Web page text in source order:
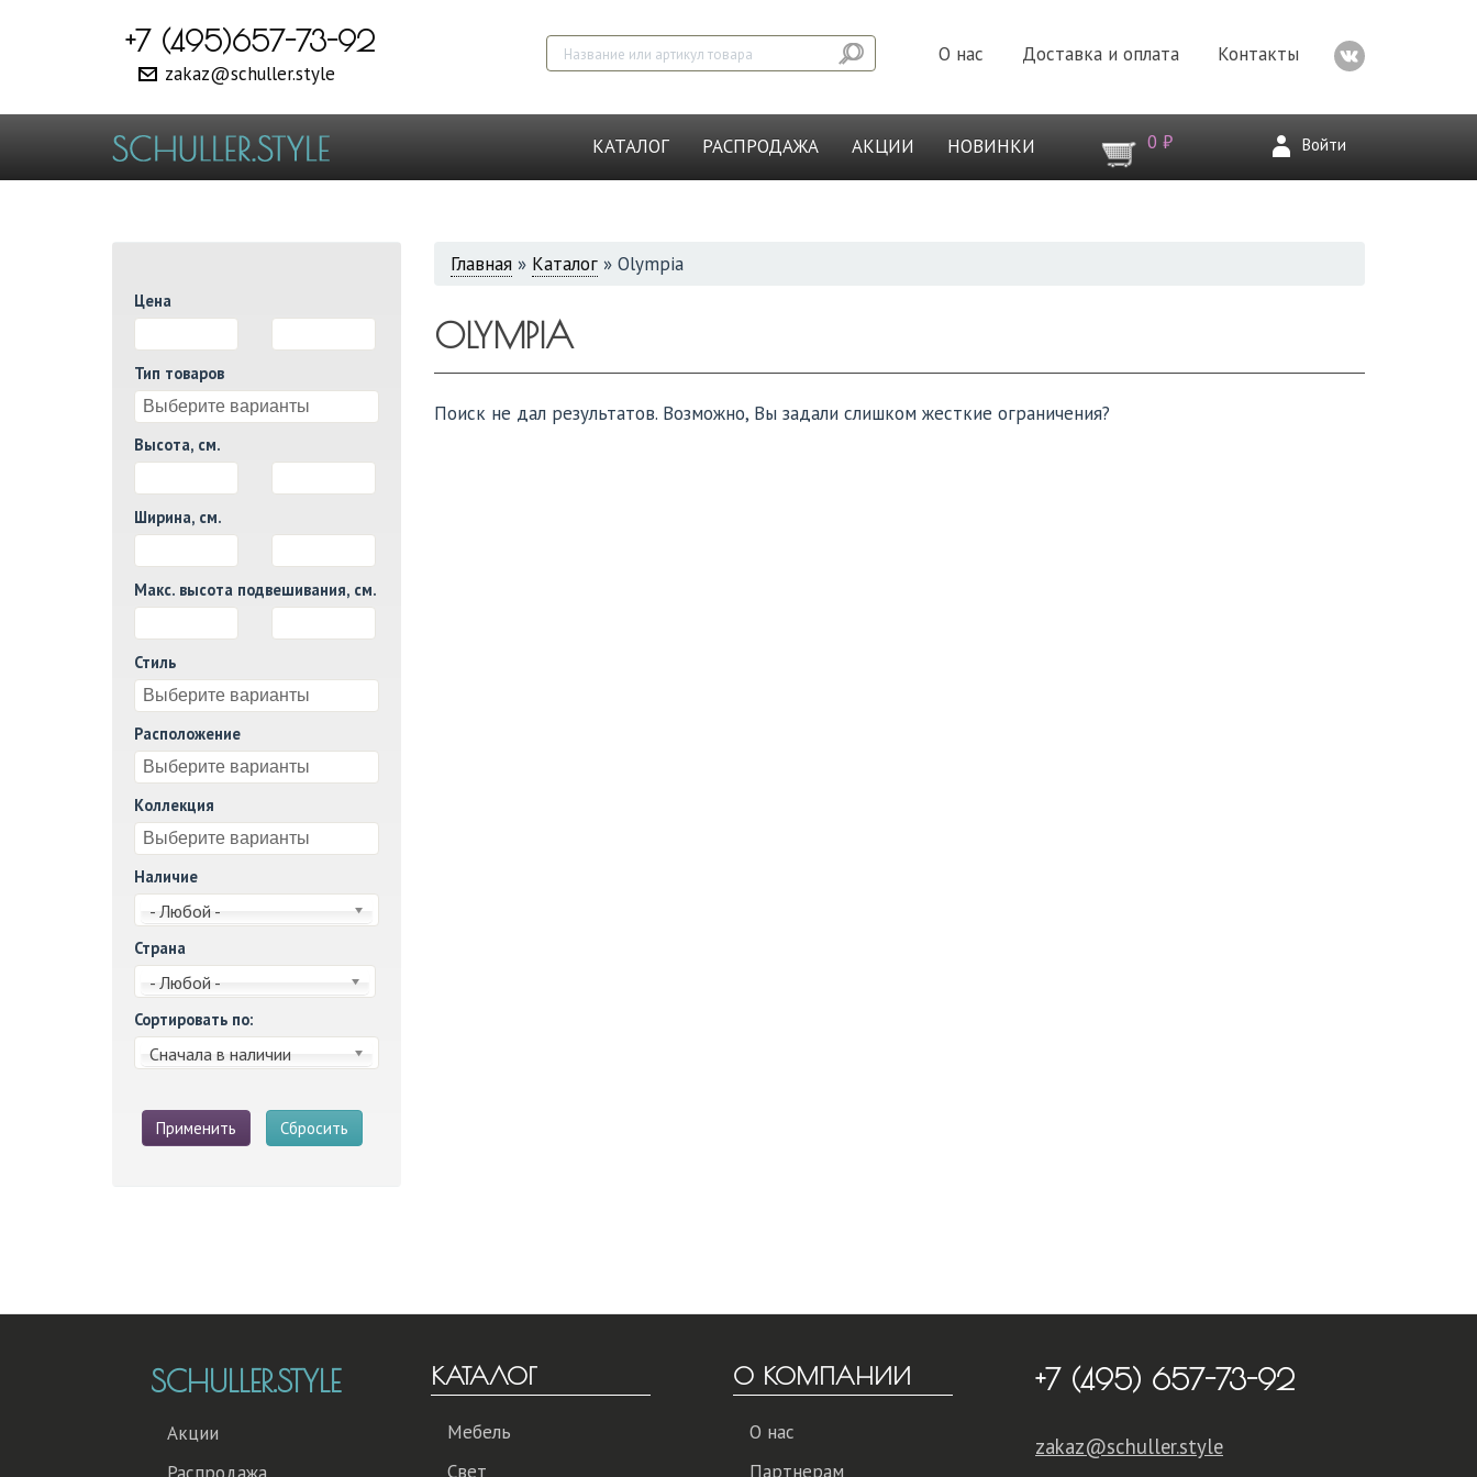
+7 (495)657-73-92
zakaz@schuller.style
О нас Доставка и оплата Контакты
КАТАЛОГ РАСПРОДАЖА АКЦИИ НОВИНКИ 0 ₽ Войти
Цена
Тип товаров
Высота, см.
Ширина, см.
Макс. высота подвешивания, см.
Стиль
Расположение
Коллекция
Наличие
- Любой -
Страна
- Любой -
Сортировать по:
Сначала в наличии
Применить Сбросить
ВЫ
ЗДЕСЬ
Главная » Каталог » Olympia
OLYMPIA
Поиск не дал результатов. Возможно, Вы задали слишком жесткие ограничения?
SCHULLER.STYLE
Акции
КАТАЛОГ
Мебель
Свет
О КОМПАНИИ
О нас
Партнерам
+7 (495) 657-73-92
zakaz@schuller.style